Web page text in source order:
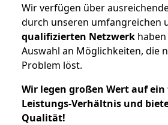
Wir verfügen über
durch unseren umfangreichen
qualifizierten Netzwerk
Auswahl an Möglichkeiten, die
Problem löst.
Wir legen großen Wert auf ein
Leistungs-Verhältnis und
Qualität!